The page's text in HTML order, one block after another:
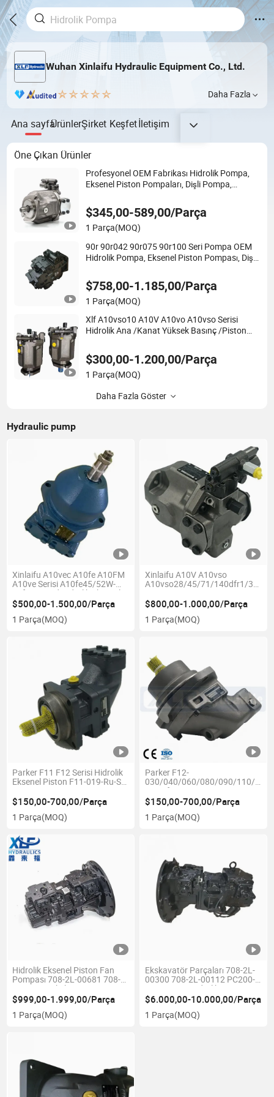
Wuhan Xinlaifu Hydraulic Equipment Co., Ltd.
Daha Fazla
Ana sayfaÜrünlerŞirket Keşfetİletişim
Öne Çıkan Ürünler
Profesyonel OEM Fabrikası Hidrolik Pompa,
Eksenel Piston Pompaları, Dişli Pompa,
Ekskavatör ve Kamyon Yedek Parçaları
$345,00-589,00/Parça
1 Parça(MOQ)
90r 90r042 90r075 90r100 Seri Pompa OEM
Hidrolik Pompa, Eksenel Piston Pompası, Dişli
$758,00-1.185,00/Parça
1 Parça(MOQ)
Xlf A10vso10 A10V A10vo A10vso Serisi
Hidrolik Ana /Kanat Yüksek Basınç /Piston
Vuc12n00-S202 Hidrolik Piston Pompası
$300,00-1.200,00/Parça
1 Parça(MOQ)
Daha Fazla Göster
Hydraulic pump
Xinlaifu A10vec A10fe A10FM
A10ve Serisi A10fe45/52W-
Vcf10n000d Hidrolik Eksenel
Piston Pompası
$500,00-1.500,00/Parça
1 Parça(MOQ)
Xinlaifu A10V A10vso
A10vso28/45/71/140dfr1/31r-
A10vso140dfr1/31r-
Vpb12kb5 Yüksek Basınçlı
Eksenel Piston Pompaları
$800,00-1.000,00/Parça
1 Parça(MOQ)
Parker F11 F12 Serisi Hidrolik
Eksenel Piston F11-019-Ru-Sh-
$150,00-700,00/Parça
1 Parça(MOQ)
Parker F12-
030/040/060/080/090/110/125-
RS/Mf/Ms-
CV/IV/Sv/Ih/Sh/Th-D/K/S/T
F12-060-Mf-IV-K-000-0000-Po
Hidrolik Piston Pompası
$150,00-700,00/Parça
1 Parça(MOQ)
Hidrolik Eksenel Piston Fan
Pompası 708-2L-00681 708-
2L-06590 Ekskavatör için
Değişken Yüksek Basınçlı Dişli
Piston Pompası PC200-6
Traktör Yükleyici Kamyon
$999,00-1.999,00/Parça
1 Parça(MOQ)
Ekskavatör Parçaları 708-2L-
00300 708-2L-00112 PC200-7
PC200LC-7 Hidrolik Ana
Piston Pompası
$6.000,00-10.000,00/Parça
1 Parça(MOQ)